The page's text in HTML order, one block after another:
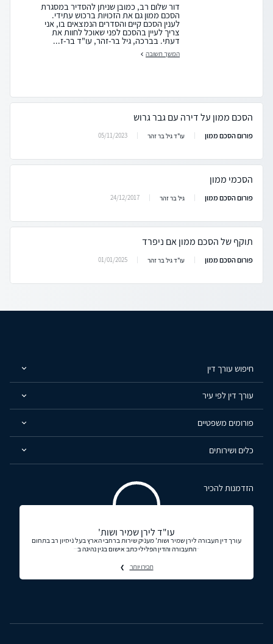
דור שלום רב, כמובן שניתן להסדיר במסגרת
הסכם ממון גם את הזכויות ברכוש עתידי.
לענין הסכם קיים והסדרים הנמצאים בו, אני
צריך לעיין בהסכם לפני שאוכל לחוות את
דעתי. בברכה, גיל בר-זהר, עו"ד בר-ז...
המשך תשובה
הסכם ממון על דירה עם גבר גרוש
פורום הסכם ממון עו"ד גיל בר זהר 05/11/2023
הסכמי ממון
פורום הסכם ממון גיל בר זהר 24/12/2017
תוקף של הסכם ממון אם ניפרד
פורום הסכם ממון עו"ד גיל בר זהר 01/01/2025
חיפוש עורך דין
עורך דין לפי עיר
פורומים משפטיים
כלים ושירותים
הזדמנות להכיר
עו"ד לירן שמיר ושות'
עורך דין תעבורה לירן שמיר ושות' מעניק שירות ברחבי הארץ בעל ניסיון רב בתחום
התעבורה והדין הפלילי כתב אישום בגין נהיגה ב
תכירו יותר